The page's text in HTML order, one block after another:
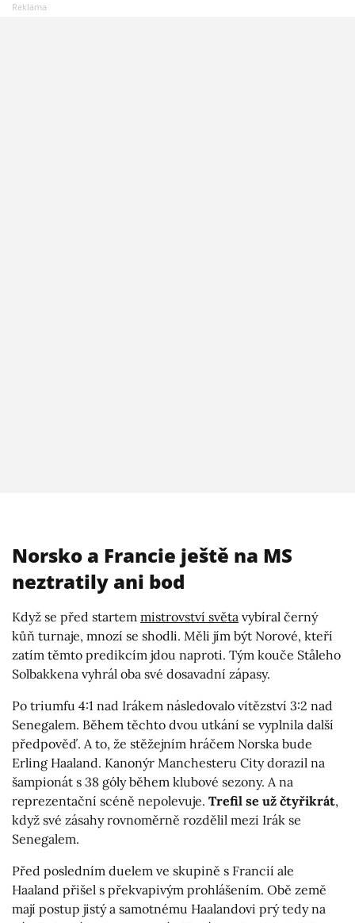
Norsko a Francie ještě na MS
neztratily ani bod
Když se před startem mistrovství světa vybíral černý
kůň turnaje, mnozí se shodli. Měli jím být Norové, kteří
zatím těmto predikcím jdou naproti. Tým kouče Ståleho
Solbakkena vyhrál oba své dosavadní zápasy.
Po triumfu 4:1 nad Irákem následovalo vítězství 3:2 nad
Senegalem. Během těchto dvou utkání se vyplnila další
předpověď. A to, že stěžejním hráčem Norska bude
Erling Haaland. Kanonýr Manchesteru City dorazil na
šampionát s 38 góly během klubové sezony. A na
reprezentační scéně nepolevuje. Trefil se už čtyřikrát,
když své zásahy rovnoměrně rozdělil mezi Irák se
Senegalem.
Před posledním duelem ve skupině s Francií ale
Haaland přišel s překvapivým prohlášením. Obě země
mají postup jistý a samotnému Haalandovi prý tedy na